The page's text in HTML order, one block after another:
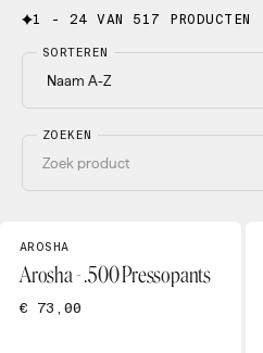
1 - 24 VAN 517 PRODUCTEN
ZOEKEN
SORTEREN
AROSHA
Arosha - .500 Pressopants
€ 73,00